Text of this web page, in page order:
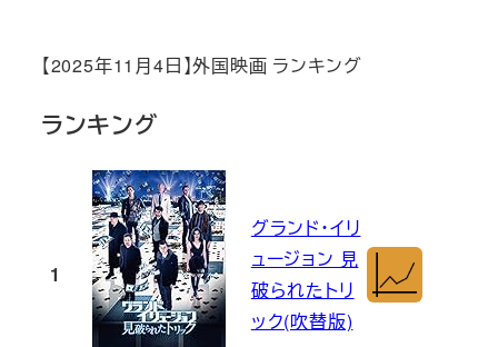
【2025年11月4日】外国映画 ランキング
ランキング
1
グランド・イリ
ュージョン 見
破られたトリ
ック(吹替版)